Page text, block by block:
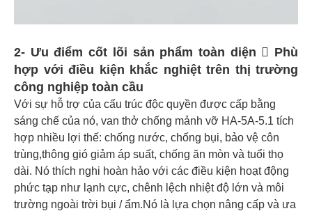
2- Ưu điểm cốt lõi sản phẩm toàn diện  Phù
hợp với điều kiện khắc nghiệt trên thị trường
công nghiệp toàn cầu
Với sự hỗ trợ của cấu trúc độc quyền được cấp bằng
sáng chế của nó, van thở chống mảnh vỡ HA-5A-5.1 tích
hợp nhiều lợi thế: chống nước, chống bụi, bảo vệ côn
trùng,thông gió giảm áp suất, chống ăn mòn và tuổi thọ
dài. Nó thích nghi hoàn hảo với các điều kiện hoạt động
phức tạp như lạnh cực, chênh lệch nhiệt độ lớn và môi
trường ngoài trời bụi / ẩm.Nó là lựa chọn nâng cấp và ưa